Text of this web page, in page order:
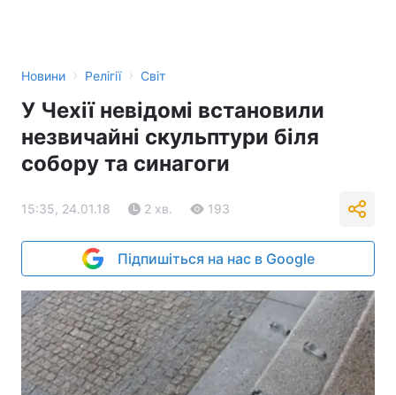
Новини › Релігії › Світ
У Чехії невідомі встановили
незвичайні скульптури біля
собору та синагоги
15:35, 24.01.18 2 хв. 193
Підпишіться на нас в Google